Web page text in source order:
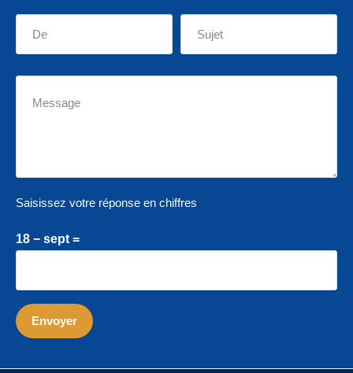
Saisissez votre réponse en chiffres
18 − sept =